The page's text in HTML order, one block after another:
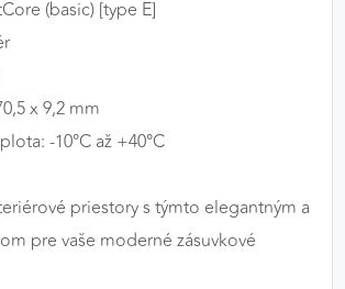
(basic) [type E]
x 9,2 mm
-10°C až +40°C
priestory s týmto elegantným a
pre vaše moderné zásuvkové